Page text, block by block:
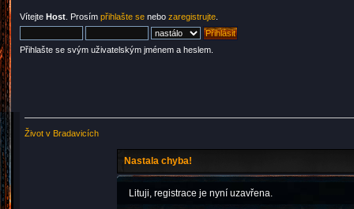
Vítejte Host . Prosím přihlašte se nebo zaregistrujte
Přihlašte se svým uživatelským jménem a heslem.
Život v Bradavicích
Nastala chyba!
Lituji, registrace je nyní uzavřena.